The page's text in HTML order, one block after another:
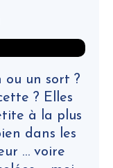
ou un sort ?
? Elles
à la plus
dans les
… voire